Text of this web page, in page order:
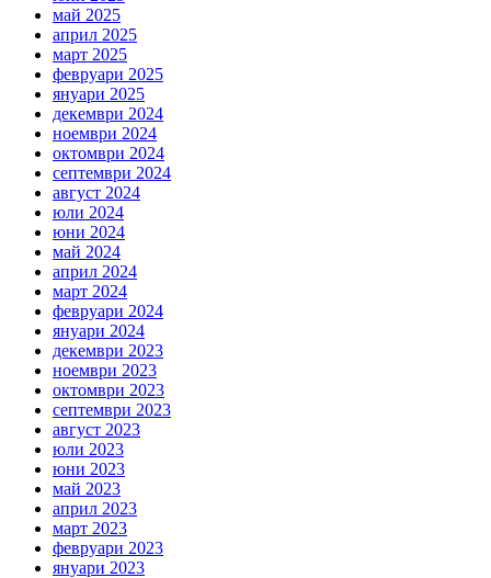
май 2025
април 2025
март 2025
февруари 2025
януари 2025
декември 2024
ноември 2024
октомври 2024
септември 2024
август 2024
юли 2024
юни 2024
май 2024
април 2024
март 2024
февруари 2024
януари 2024
декември 2023
ноември 2023
октомври 2023
септември 2023
август 2023
юли 2023
юни 2023
май 2023
април 2023
март 2023
февруари 2023
януари 2023